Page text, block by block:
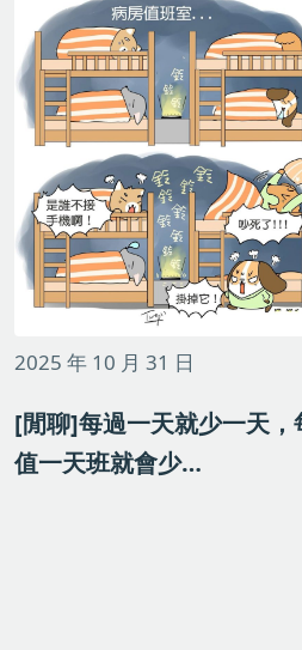
2025 年 10 月 31 日
[閒聊]每過一天就少一天，
值一天班就會少…